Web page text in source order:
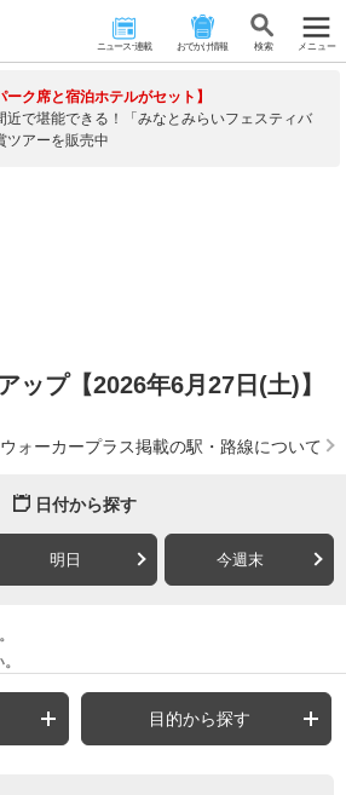
ニュース･連載 おでかけ情報 検 索 メニュー
ーク席と宿泊ホテルがセット】
近で堪能できる！「みなとみらいフェスティバ
ツアーを販売中
ップ【2026年6月27日(土)】
ウォーカープラス掲載の駅・路線について
日付から探す
明日 今週末
目的から探す